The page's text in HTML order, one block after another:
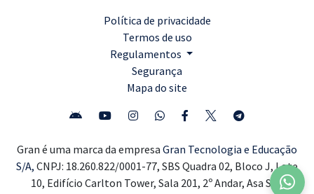
Política de privacidade
Termos de uso
Regulamentos
Segurança
Mapa do site
Gran é uma marca da empresa Gran Tecnologia e Educação
S/A, CNPJ: 18.260.822/0001-77, SBS Quadra 02, Bloco J, Lote
10, Edifício Carlton Tower, Sala 201, 2º Andar, Asa Sul,